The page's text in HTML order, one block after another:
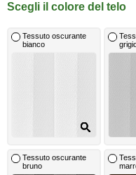
Scegli il colore del telo
Tessuto oscurante
bianco
Tessuto oscurante
bruno